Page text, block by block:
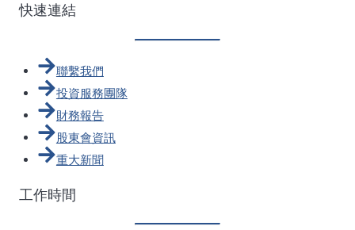
快速連結
聯繫我們
投資服務團隊
財務報告
股東會資訊
重大新聞
工作時間